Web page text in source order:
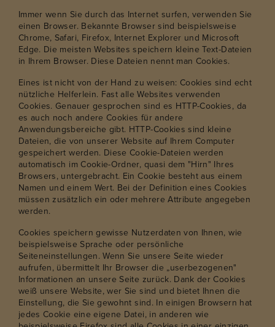
Immer wenn Sie durch das Internet surfen, verwenden Sie
einen Browser. Bekannte Browser sind beispielsweise
Chrome, Safari, Firefox, Internet Explorer und Microsoft
Edge. Die meisten Websites speichern kleine Text-Dateien
in Ihrem Browser. Diese Dateien nennt man Cookies.
Eines ist nicht von der Hand zu weisen: Cookies sind echt
nützliche Helferlein. Fast alle Websites verwenden
Cookies. Genauer gesprochen sind es HTTP-Cookies, da
es auch noch andere Cookies für andere
Anwendungsbereiche gibt. HTTP-Cookies sind kleine
Dateien, die von unserer Website auf Ihrem Computer
gespeichert werden. Diese Cookie-Dateien werden
automatisch im Cookie-Ordner, quasi dem "Hirn" Ihres
Browsers, untergebracht. Ein Cookie besteht aus einem
Namen und einem Wert. Bei der Definition eines Cookies
müssen zusätzlich ein oder mehrere Attribute angegeben
werden.
Cookies speichern gewisse Nutzerdaten von Ihnen, wie
beispielsweise Sprache oder persönliche
Seiteneinstellungen. Wenn Sie unsere Seite wieder
aufrufen, übermittelt Ihr Browser die „userbezogenen"
Informationen an unsere Seite zurück. Dank der Cookies
weiß unsere Website, wer Sie sind und bietet Ihnen die
Einstellung, die Sie gewohnt sind. In einigen Browsern hat
jedes Cookie eine eigene Datei, in anderen wie